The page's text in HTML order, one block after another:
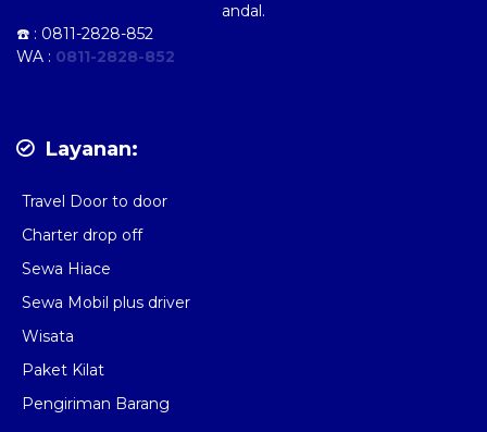
andal.
☎️ : 0811-2828-852
WA : 0811-2828-852
Layanan:
Travel Door to door
Charter drop off
Sewa Hiace
Sewa Mobil plus driver
Wisata
Paket Kilat
Pengiriman Barang